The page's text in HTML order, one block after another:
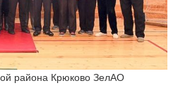
района Крюково ЗелАО